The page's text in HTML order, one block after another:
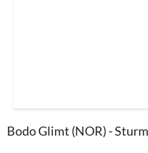
Bodo Glimt (NOR) -